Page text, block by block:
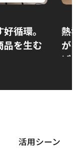
循環。
品を生む
熱
が
ぱ
活用シーン